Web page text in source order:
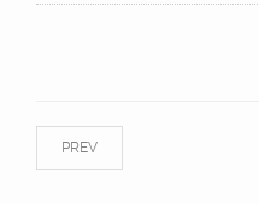
PREV